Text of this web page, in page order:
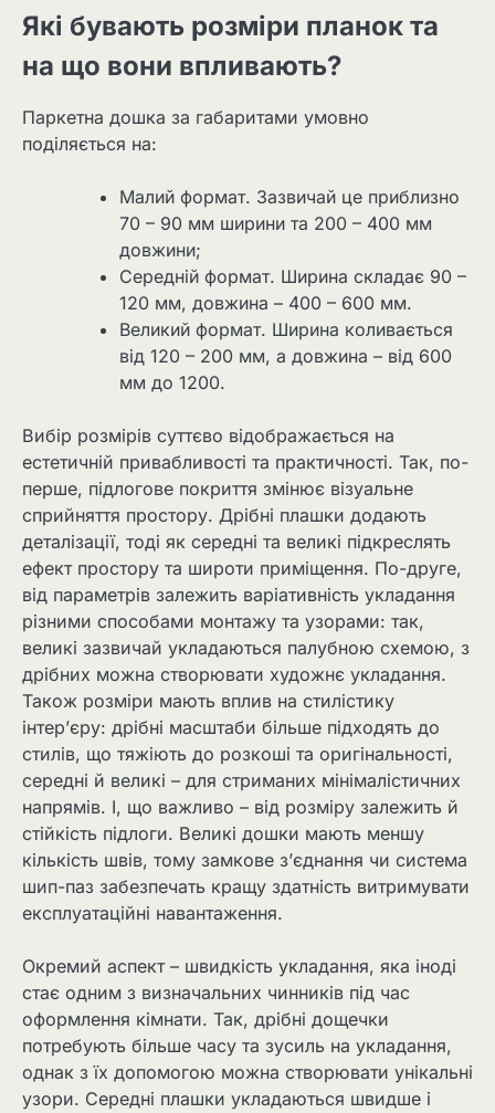
Які бувають розміри планок та
на що вони впливають?
Паркетна дошка за габаритами умовно
поділяється на:
Малий формат. Зазвичай це приблизно
70 – 90 мм ширини та 200 – 400 мм
довжини;
Середній формат. Ширина складає 90 –
120 мм, довжина – 400 – 600 мм.
Великий формат. Ширина коливається
від 120 – 200 мм, а довжина – від 600
мм до 1200.
Вибір розмірів суттєво відображається на
естетичній привабливості та практичності. Так, по-
перше, підлогове покриття змінює візуальне
сприйняття простору. Дрібні плашки додають
деталізації, тоді як середні та великі підкреслять
ефект простору та широти приміщення. По-друге,
від параметрів залежить варіативність укладання
різними способами монтажу та узорами: так,
великі зазвичай укладаються палубною схемою, з
дрібних можна створювати художнє укладання.
Також розміри мають вплив на стилістику
інтер’єру: дрібні масштаби більше підходять до
стилів, що тяжіють до розкоші та оригінальності,
середні й великі – для стриманих мінімалістичних
напрямів. І, що важливо – від розміру залежить й
стійкість підлоги. Великі дошки мають меншу
кількість швів, тому замкове з’єднання чи система
шип-паз забезпечать кращу здатність витримувати
експлуатаційні навантаження.
Окремий аспект – швидкість укладання, яка іноді
стає одним з визначальних чинників під час
оформлення кімнати. Так, дрібні дощечки
потребують більше часу та зусиль на укладання,
однак з їх допомогою можна створювати унікальні
узори. Середні плашки укладаються швидше і